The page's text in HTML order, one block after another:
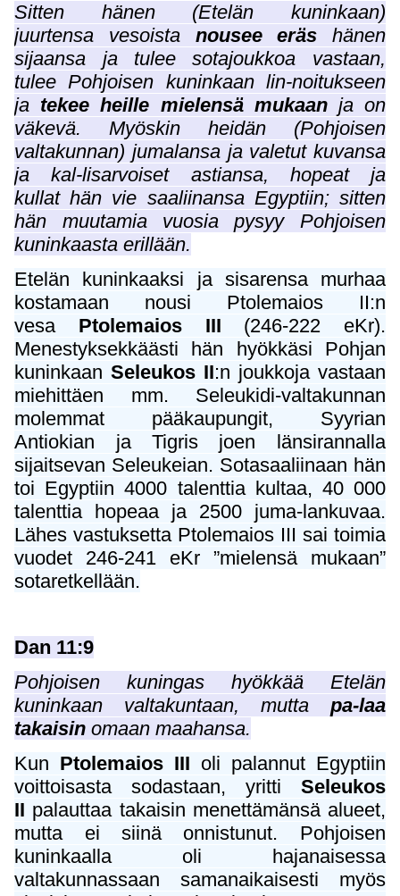
Sitten hänen (Etelän kuninkaan)
juurtensa vesoista nousee eräs hänen
sijaansa ja tulee sotajoukkoa vastaan,
tulee Pohjoisen kuninkaan lin-noitukseen
ja tekee heille mielensä mukaanja on
väkevä. Myöskin heidän (Pohjoisen
valtakunnan) jumalansa ja valetut kuvansa
ja kal-lisarvoiset astiansa, hopeat ja
kullat hän vie saaliinansa Egyptiin; sitten
hän muutamia vuosia pysyy Pohjoisen
kuninkaasta erillään.
Etelän kuninkaaksi ja sisarensa murhaa
kostamaan nousi Ptolemaios II:n
vesa Ptolemaios III (246-222 eKr).
Menestyksekkäästi hän hyökkäsi Pohjan
kuninkaanSeleukos II:n joukkoja vastaan
miehittäen mm. Seleukidi-valtakunnan
molemmat pääkaupungit, Syyrian
Antiokian ja Tigris joen länsirannalla
sijaitsevan Seleukeian. Sotasaaliinaan hän
toi Egyptiin 4000 talenttia kultaa, 40 000
talenttia hopeaa ja 2500 juma-lankuvaa.
Lähes vastuksetta Ptolemaios III sai toimia
vuodet 246-241 eKr ”mielensä mukaan”
sotaretkellään.
Dan 11:9
Pohjoisen kuningas hyökkää Etelän
kuninkaan valtakuntaan, mutta pa-laa
takaisin omaan maahansa.
Kun Ptolemaios III oli palannut Egyptiin
voittoisasta sodastaan, yritti Seleukos
II palauttaa takaisin menettämänsä alueet,
mutta ei siinä onnistunut. Pohjoisen
kuninkaalla oli hajanaisessa
valtakunnassaan samanaikaisesti myös